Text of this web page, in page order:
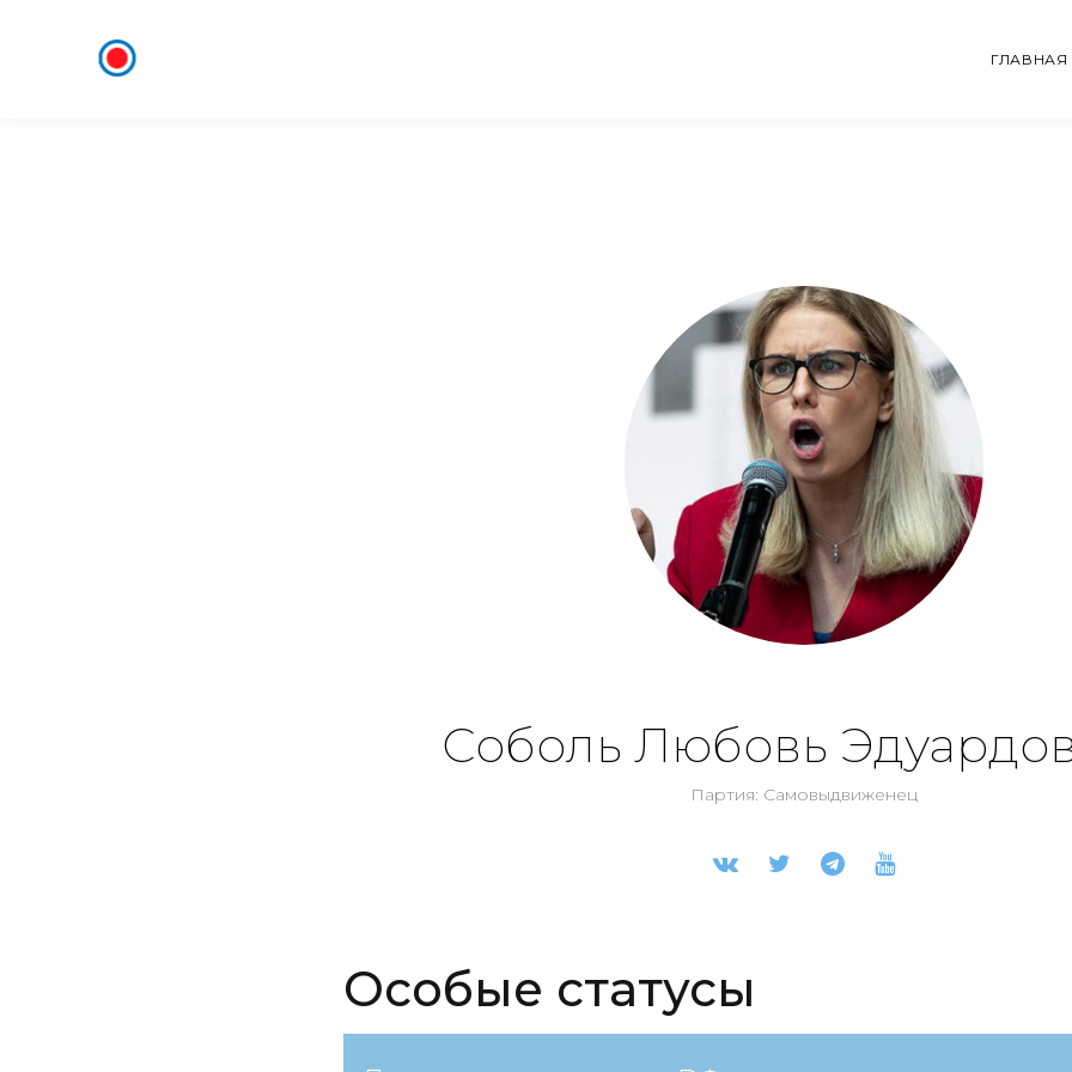
ГЛАВНАЯ
Соболь Любовь
Партия: Самовыдвиженец
Особые статусы